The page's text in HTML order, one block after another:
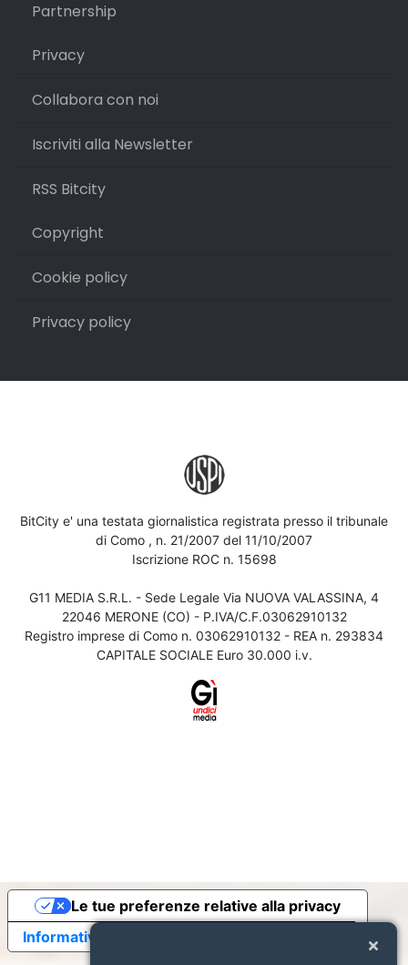
Partnership
Privacy
Collabora con noi
Iscriviti alla Newsletter
RSS Bitcity
Copyright
Cookie policy
Privacy policy
BitCity e' una testata giornalistica registrata presso il tribunale
di Como , n. 21/2007 del 11/10/2007
Iscrizione ROC n. 15698
G11 MEDIA S.R.L. - Sede Legale Via NUOVA VALASSINA, 4
22046 MERONE (CO) - P.IVA/C.F.03062910132
Registro imprese di Como n. 03062910132 - REA n. 293834
CAPITALE SOCIALE Euro 30.000 i.v.
Informativa sulla raccolta
Le tue preferenze relative alla privacy